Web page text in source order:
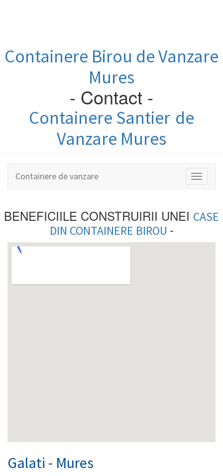
Containere Birou de Vanzare
Mures
- Contact -
Containere Santier de
Vanzare Mures
Toggle
Containere de vanzare
BENEFICIILE CONSTRUIRII UNEI CASE
DIN CONTAINERE BIROU -
Galati - Mures